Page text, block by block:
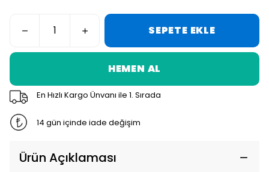
SEPETE EKLE
HEMEN AL
En Hızlı Kargo Ünvanı ile 1. Sırada
14 gün içinde iade değişim
Ürün Açıklaması